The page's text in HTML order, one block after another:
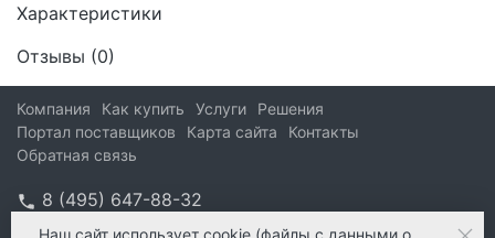
Характеристики
Отзывы (0)
Компания Как купить Услуги
Решения
Портал поставщиков
Карта сайта
Контакты
Обратная связь
8 (495) 647-88-32
info@kform.ru
Наш сайт использует cookie (файлы с данными о